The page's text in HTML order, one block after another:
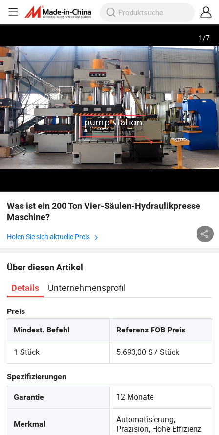
1/7
Was ist ein 200 Ton Vier-Säulen-Hydraulikpresse
Maschine?
Holen Sie sich aktuelle Preis
Über diesen Artikel
Details Unternehmensprofil
Preis
Mindest. Befehl Referenz FOB Preis
1 Stück 5.693,00 $ / Stück
Spezifizierungen
Garantie 12 Monate
Merkmal
Automatisierung,
Präzision, Hohe Effizienz